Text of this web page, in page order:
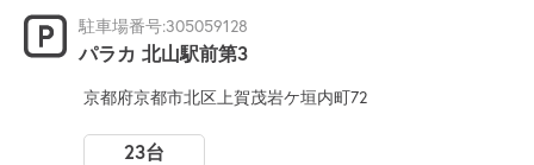
駐車場番号:305059128
パラカ 北山駅前第3
京都府京都市北区上賀茂岩ケ垣内町72
23台